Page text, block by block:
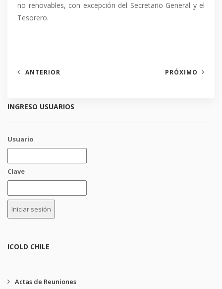
no renovables, con excepción del Secretario General y el
Tesorero.
ANTERIOR PRÓXIMO
INGRESO USUARIOS
Usuario
Clave
ICOLD CHILE
Actas de Reuniones